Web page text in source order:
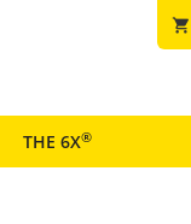
shopping_cart
THE 6X®